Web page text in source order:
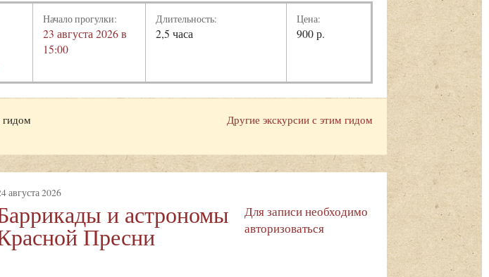
Начало прогулки:
23 августа 2026 в
15:00
Длительность:
2,5 часа
Цена:
900 р.
Другие экскурсии с этим гидом
августа 2026
и астрономы
Пресни
Для записи необходимо
авторизоваться